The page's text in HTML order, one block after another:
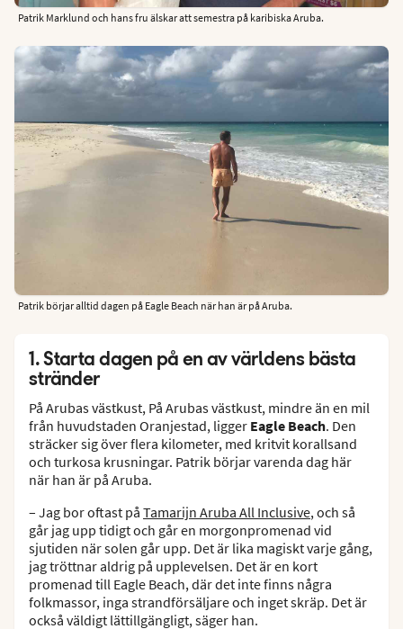
Patrik Marklund och hans fru älskar att semestra på karibiska Aruba.
Patrik börjar alltid dagen på Eagle Beach när han är på Aruba.
1. Starta dagen på en av världens bästa
stränder
På Arubas västkust, På Arubas västkust, mindre än en mil
från huvudstaden Oranjestad, ligger Eagle Beach. Den
sträcker sig över flera kilometer, med kritvit korallsand
och turkosa krusningar. Patrik börjar varenda dag här
när han är på Aruba.
– Jag bor oftast på Tamarijn Aruba All Inclusive, och så
går jag upp tidigt och går en morgonpromenad vid
sjutiden när solen går upp. Det är lika magiskt varje gång,
jag tröttnar aldrig på upplevelsen. Det är en kort
promenad till Eagle Beach, där det inte finns några
folkmassor, inga strandförsäljare och inget skräp. Det är
också väldigt lättillgängligt, säger han.